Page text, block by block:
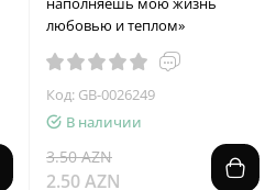
любовью и теплом»
Код: GB-0026249
В наличии
3.50 AZN
2.50 AZN